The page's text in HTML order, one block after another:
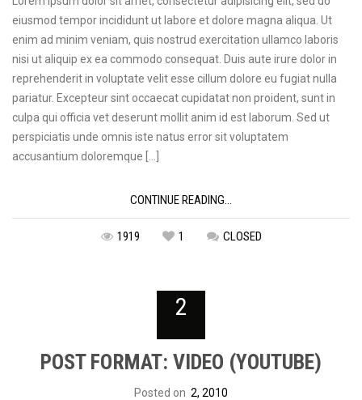
eiusmod tempor incididunt ut labore et dolore magna aliqua. Ut
enim ad minim veniam, quis nostrud exercitation ullamco laboris
nisi ut aliquip ex ea commodo consequat. Duis aute irure dolor in
reprehenderit in voluptate velit esse cillum dolore eu fugiat nulla
pariatur. Excepteur sint occaecat cupidatat non proident, sunt in
culpa qui officia vet deserunt mollit anim id est laborum. Sed ut
perspiciatis unde omnis iste natus error sit voluptatem
accusantium doloremque […]
CONTINUE READING...
1919 1 CLOSED
2
POST FORMAT: VIDEO (YOUTUBE)
Posted on 2, 2010